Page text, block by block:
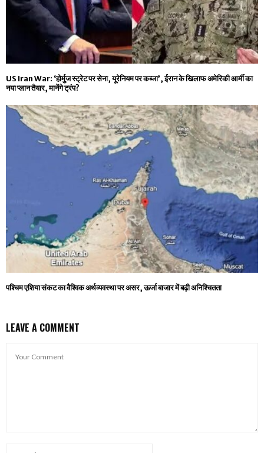
US Iran War: ‘होर्मुज स्ट्रेट पर सेना, यूरेनियम पर कब्जा’, ईरान के खिलाफ अमेरिकी आर्मी का
नया प्लान तैयार, मानेंगे ट्रंप?
पश्चिम एशिया संकट का वैश्विक अर्थव्यवस्था पर असर, ऊर्जा बाजार में बढ़ी अनिश्चितता
LEAVE A COMMENT